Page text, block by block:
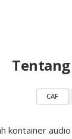
CAF
kontainer